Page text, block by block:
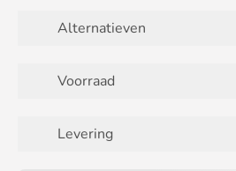
Alternatieven
Voorraad
Levering